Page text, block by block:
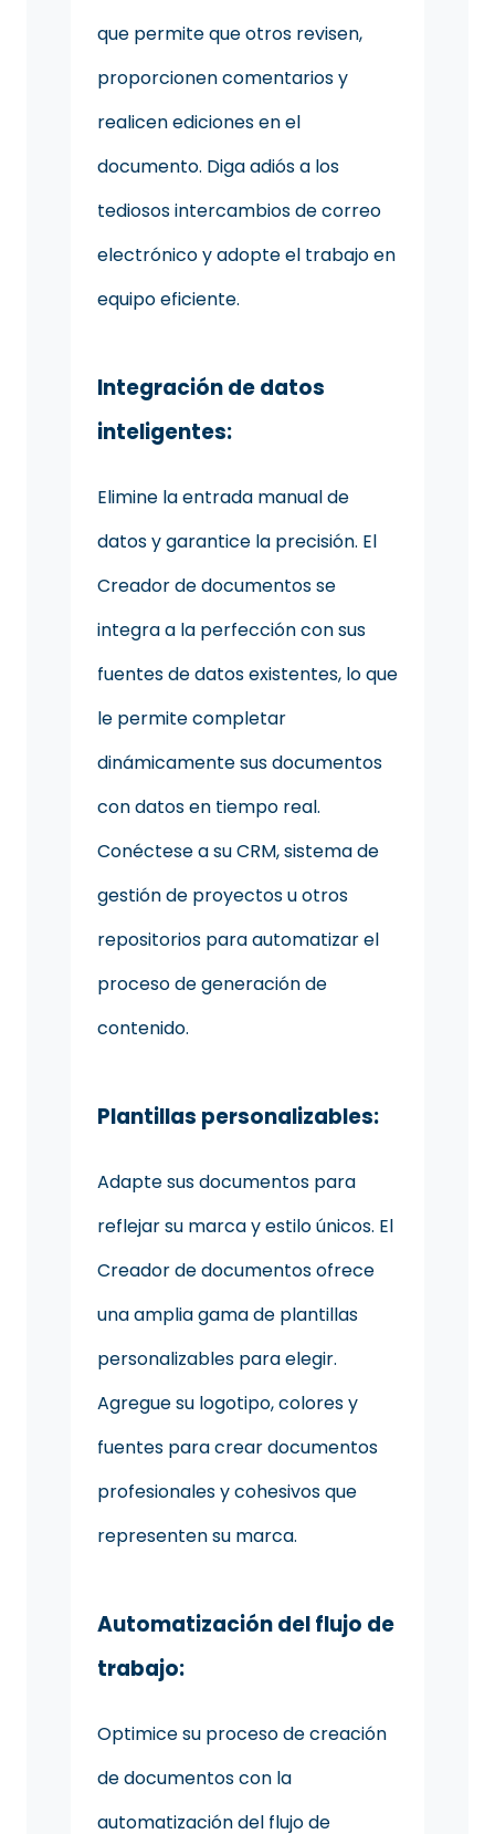
que permite que otros revisen,
proporcionen comentarios y
realicen ediciones en el
documento. Diga adiós a los
tediosos intercambios de correo
electrónico y adopte el trabajo en
equipo eficiente.
Integración de datos
inteligentes:
Elimine la entrada manual de
datos y garantice la precisión. El
Creador de documentos se
integra a la perfección con sus
fuentes de datos existentes, lo que
le permite completar
dinámicamente sus documentos
con datos en tiempo real.
Conéctese a su CRM, sistema de
gestión de proyectos u otros
repositorios para automatizar el
proceso de generación de
contenido.
Plantillas personalizables:
Adapte sus documentos para
reflejar su marca y estilo únicos. El
Creador de documentos ofrece
una amplia gama de plantillas
personalizables para elegir.
Agregue su logotipo, colores y
fuentes para crear documentos
profesionales y cohesivos que
representen su marca.
Automatización del flujo de
trabajo:
Optimice su proceso de creación
de documentos con la
automatización del flujo de